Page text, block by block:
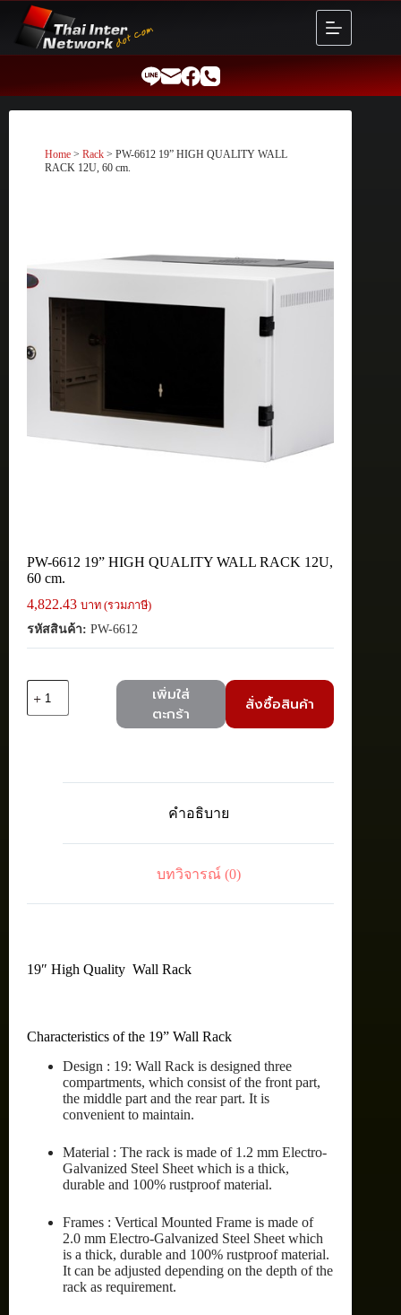
content
Home > Rack > PW-6612 19” HIGH QUALITY WALL
RACK 12U, 60 cm.
PW-6612 19” HIGH QUALITY WALL RACK 12U,
60 cm.
4,822.43 บาท (รวมภาษี)
รหัสสินค้า: PW-6612
PW-
เพิ่มใส่
ตะกร้า
สั่งซื้อสินค้า
คำอธิบาย
บทวิจารณ์ (0)
19″ High Quality Wall Rack
Characteristics of the 19” Wall Rack
Design : 19: Wall Rack is designed three
compartments, which consist of the front part,
the middle part and the rear part. It is
convenient to maintain.
Material : The rack is made of 1.2 mm Electro-
Galvanized Steel Sheet which is a thick,
durable and 100% rustproof material.
Frames : Vertical Mounted Frame is made of
2.0 mm Electro-Galvanized Steel Sheet which
is a thick, durable and 100% rustproof material.
It can be adjusted depending on the depth of the
rack as requirement.